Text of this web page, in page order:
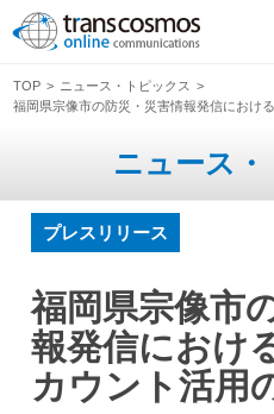
TOP
ニュース・トピックス
福岡県宗像市の防災・災害情報発信におけ
ニュース
プレスリリース
福岡県宗像市
報発信におけ
カウント活用